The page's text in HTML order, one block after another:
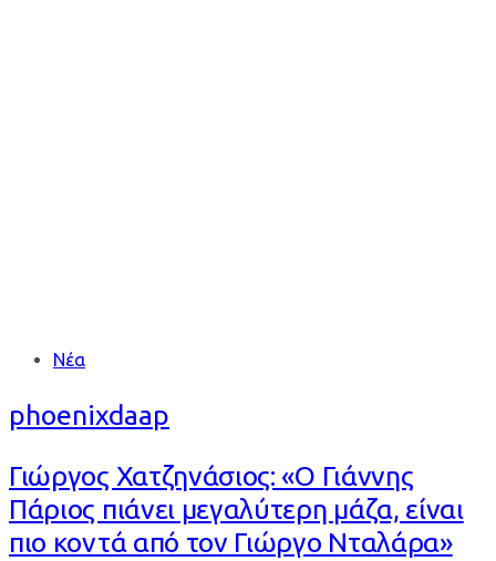
Tags Νέα
phoenixdaap
Γιώργος Χατζηνάσιος: «Ο Γιάννης
Πάριος πιάνει μεγαλύτερη μάζα, είναι
πιο κοντά από τον Γιώργο Νταλάρα»